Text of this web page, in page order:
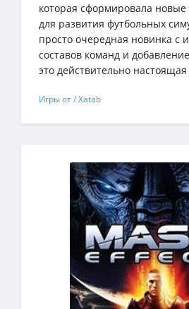
которая сформировала
для развития футбольных
просто очередная новинка с
составов команд и
это действительно
Игры от / Xatab